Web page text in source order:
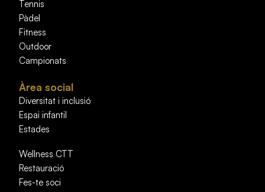
Tennis
Pàdel
Fitness
Outdoor
Campionats
Àrea social
Diversitat i inclusió
Espai infantil
Estades
Wellness CTT
Restauració
Fes-te soci